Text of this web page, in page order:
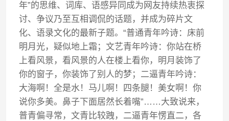
年”的思维、词库、语感异同成为网友持续热衷探
讨、争议乃至互相调侃的话题，并成为碎片文
化、语录文化的最新子题。“普通青年吟诗：床前
明月光，疑似地上霜；文艺青年吟诗：你站在桥
上看风景，看风景的人在楼上看你，明月装饰了
你的窗子，你装饰了别人的梦；二逼青年吟诗：
大海啊！全是水！马儿啊！四条腿！美女啊！你
说你多美。鼻子下面居然长着嘴”……大致说来，
普青偏寻常，文青比较跩，二逼青年愣直二，各